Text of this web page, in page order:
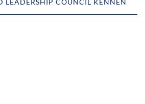
LEADERSHIP COUNCIL KENNEN